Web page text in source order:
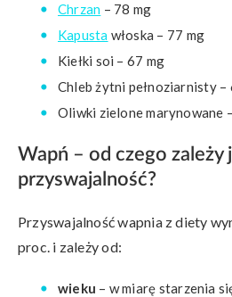
Chrzan – 78 mg
Kapusta włoska – 77 mg
Kiełki soi – 67 mg
Chleb żytni pełnoziarnisty –
Oliwki zielone marynowane
Wapń – od czego zależy
przyswajalność?
Przyswajalność wapnia z diety
proc. i zależy od:
wieku – w miarę starzenia